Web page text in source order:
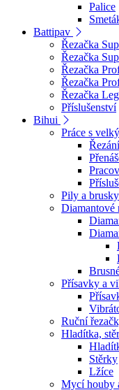
Palice
Battipav
Řezačka
Řezačka
Řezačka
Řezačka
Řezačka
Příslušenství
Bihui
Práce s
Řezání
Pily a brusky
Diamantové
Přísavky a
Ruční
Hladítka,
Stěrky
Lžíce
Mycí houby